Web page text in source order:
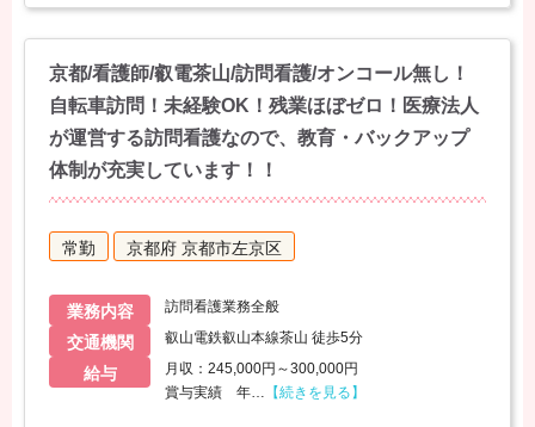
京都/看護師/叡電茶山/訪問看護/オンコール無し！
自転車訪問！未経験OK！残業ほぼゼロ！医療法人
が運営する訪問看護なので、教育・バックアップ
体制が充実しています！！
常勤 京都府 京都市左京区
業務内容 訪問看護業務全般
交通機関 叡山電鉄叡山本線茶山 徒歩5分
給与
月収：245,000円～300,000円
賞与実績 年… 【続きを見る】